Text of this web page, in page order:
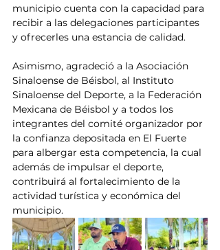
municipio cuenta con la capacidad para
recibir a las delegaciones participantes
y ofrecerles una estancia de calidad.
Asimismo, agradeció a la Asociación
Sinaloense de Béisbol, al Instituto
Sinaloense del Deporte, a la Federación
Mexicana de Béisbol y a todos los
integrantes del comité organizador por
la confianza depositada en El Fuerte
para albergar esta competencia, la cual
además de impulsar el deporte,
contribuirá al fortalecimiento de la
actividad turística y económica del
municipio.